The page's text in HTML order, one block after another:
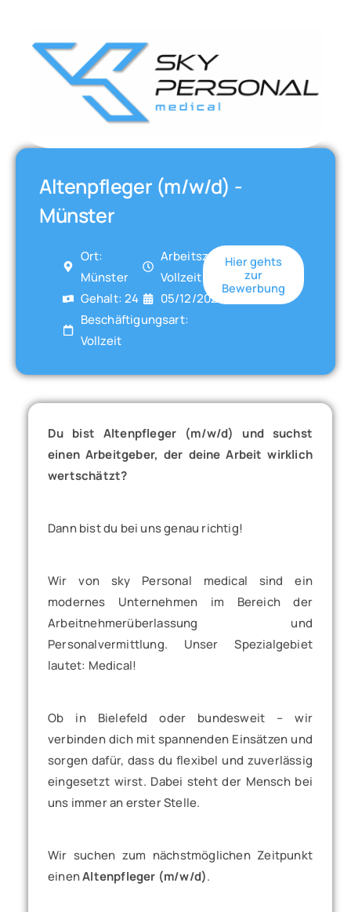
Altenpfleger (m/w/d) -
Münster
Ort:
Münster
Gehalt: 24
Beschäftigungsart:
Vollzeit
Arbeitszeit:
Vollzeit
05/12/2025
Hier gehts
zur
Bewerbung
Du bist Altenpfleger (m/w/d) und suchst
einen Arbeitgeber, der deine Arbeit wirklich
wertschätzt?
Dann bist du bei uns genau richtig!
Wir von sky Personal medical sind ein
modernes Unternehmen im Bereich der
Arbeitnehmerüberlassung und
Personalvermittlung. Unser Spezialgebiet
lautet: Medical!
Ob in Bielefeld oder bundesweit – wir
verbinden dich mit spannenden Einsätzen und
sorgen dafür, dass du flexibel und zuverlässig
eingesetzt wirst. Dabei steht der Mensch bei
uns immer an erster Stelle.
Wir suchen zum nächstmöglichen Zeitpunkt
einenAltenpfleger (m/w/d).